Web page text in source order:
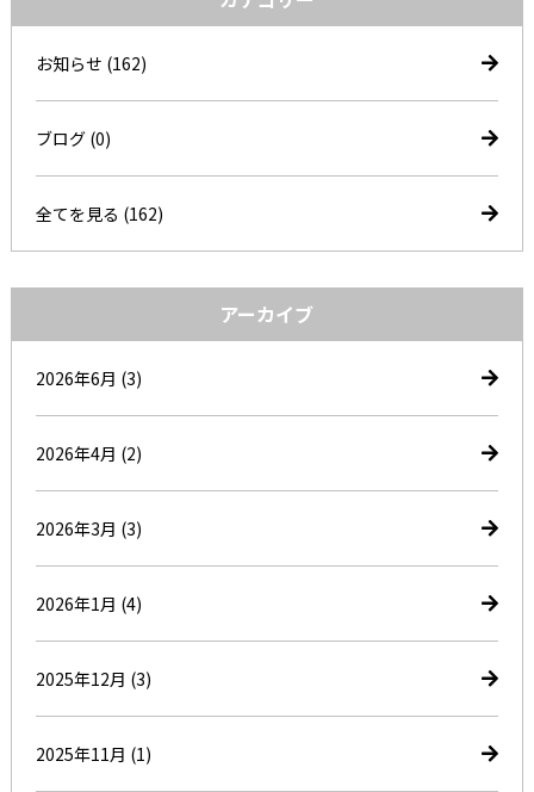
お知らせ (162)
ブログ (0)
全てを見る (162)
アーカイブ
2026年6月 (3)
2026年4月 (2)
2026年3月 (3)
2026年1月 (4)
2025年12月 (3)
2025年11月 (1)